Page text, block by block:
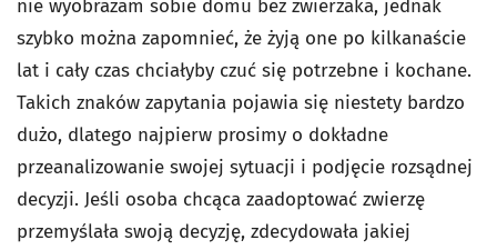
nie wyobrażam sobie domu bez zwierzaka, jednak
szybko można zapomnieć, że żyją one po kilkanaście
lat i cały czas chciałyby czuć się potrzebne i kochane.
Takich znaków zapytania pojawia się niestety bardzo
dużo, dlatego najpierw prosimy o dokładne
przeanalizowanie swojej sytuacji i podjęcie rozsądnej
decyzji. Jeśli osoba chcąca zaadoptować zwierzę
przemyślała swoją decyzję, zdecydowała jakiej